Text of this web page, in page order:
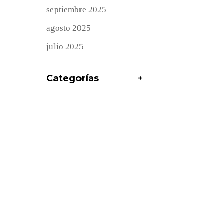
septiembre 2025
agosto 2025
julio 2025
Categorías +